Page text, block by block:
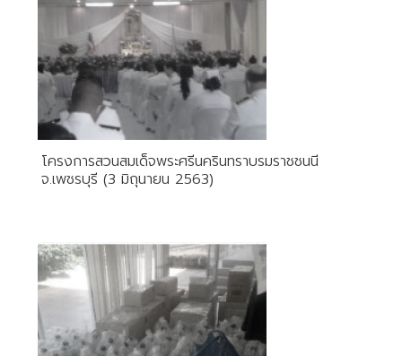
โครงการสวนสมเด็จพระศรีนครินทราบรมราชชนนี
จ.เพชรบุรี (3 มิถุนายน 2563)